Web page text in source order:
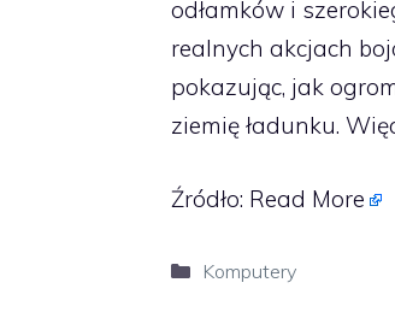
odłamków i
realnych akcjach
pokazując, jak
ziemię ładunku.
Źródło: Read More
Kategorie
Komputery